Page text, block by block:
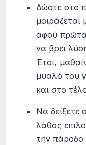
Δώστε στο
αφού πρώτα
να βρει
Έτσι,
μυαλό του
και στο
Να δείξετε
λάθος
την πάροδο